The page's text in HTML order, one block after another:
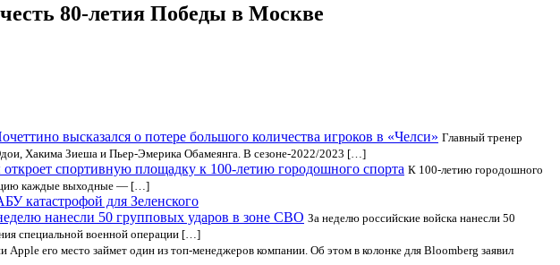
80-летия Победы в Москве
высказался о потере большого количества игроков в «Челси» Главный тренер
Хакима Зиеша и Пьер-Эмерика Обамеянга. В сезоне-2022/2023 […]
спортивную площадку к 100-летию городошного спорта К 100-летию городошного
каждые выходные — […]
катастрофой для Зеленского
нанесли 50 групповых ударов в зоне СВО За неделю российские войска нанесли 50
специальной военной операции […]
Apple его место займет один из топ-менеджеров компании. Об этом в колонке для Bloomberg заявил